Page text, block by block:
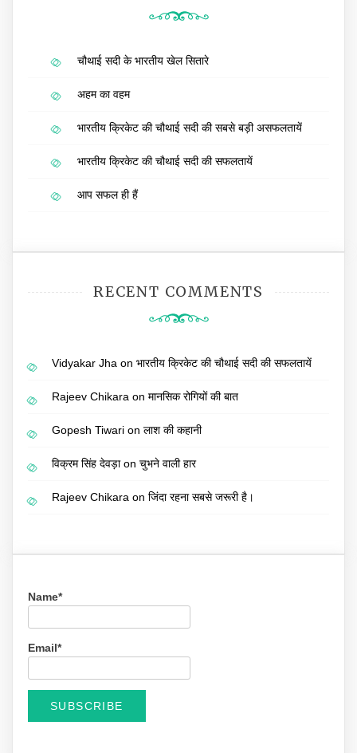
चौथाई सदी के भारतीय खेल सितारे
अहम का वहम
भारतीय क्रिकेट की चौथाई सदी की सबसे बड़ी असफलतायें
भारतीय क्रिकेट की चौथाई सदी की सफलतायें
आप सफल ही हैं
RECENT COMMENTS
Vidyakar Jha on भारतीय क्रिकेट की चौथाई सदी की सफलतायें
Rajeev Chikara on मानसिक रोगियों की बात
Gopesh Tiwari on लाश की कहानी
विक्रम सिंह देवड़ाon चुभने वाली हार
Rajeev Chikara on जिंदा रहना सबसे जरूरी है।
Name*
Email*